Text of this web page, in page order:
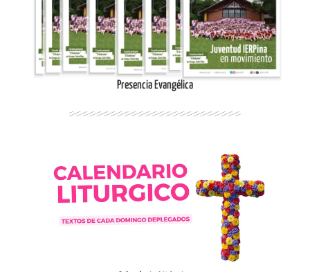
Ingresar
Presencia Evangélica
Ingresar